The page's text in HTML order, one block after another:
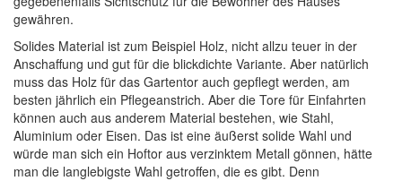
gewähren.
Solides Material ist zum Beispiel Holz, nicht allzu teuer in der
Anschaffung und gut für die blickdichte Variante. Aber natürlich
muss das Holz für das Gartentor auch gepflegt werden, am
besten jährlich ein Pflegeanstrich. Aber die Tore für Einfahrten
können auch aus anderem Material bestehen, wie Stahl,
Aluminium oder Eisen. Das ist eine äußerst solide Wahl und
würde man sich ein Hoftor aus verzinktem Metall gönnen, hätte
man die langlebigste Wahl getroffen, die es gibt. Denn